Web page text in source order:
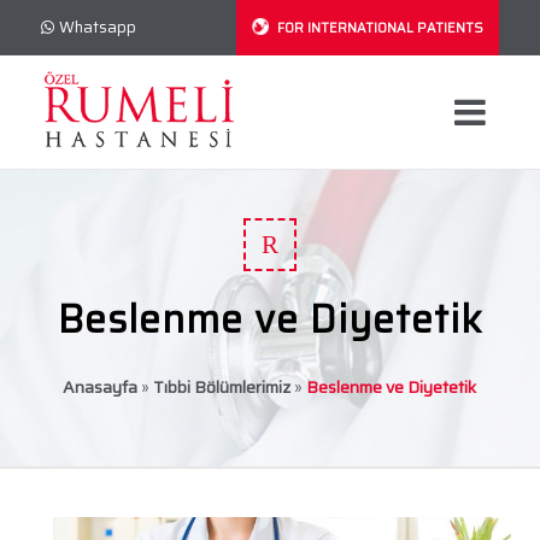
Whatsapp FOR INTERNATIONAL PATIENTS
R
Beslenme ve Diyetetik
Anasayfa» Tıbbi Bölümlerimiz» Beslenme ve Diyetetik